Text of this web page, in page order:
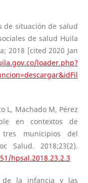
de situación de salud
de salud Huila
2018 [cited 2020 Jan
loader.php?
L, Machado M, Pérez
en contextos de
municipios del
Salud. 2018;23(2).
hpsal.2018.23.2.3
de la infancia y las